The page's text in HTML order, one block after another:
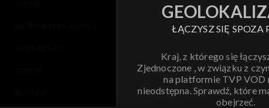
ŁĄCZYSZ SIĘ SPOZA
Kraj, z którego się
Zjednoczone , w związku z
na platformie TVP VOD
nieodstępna. Sprawdź, które
obejrzeć.